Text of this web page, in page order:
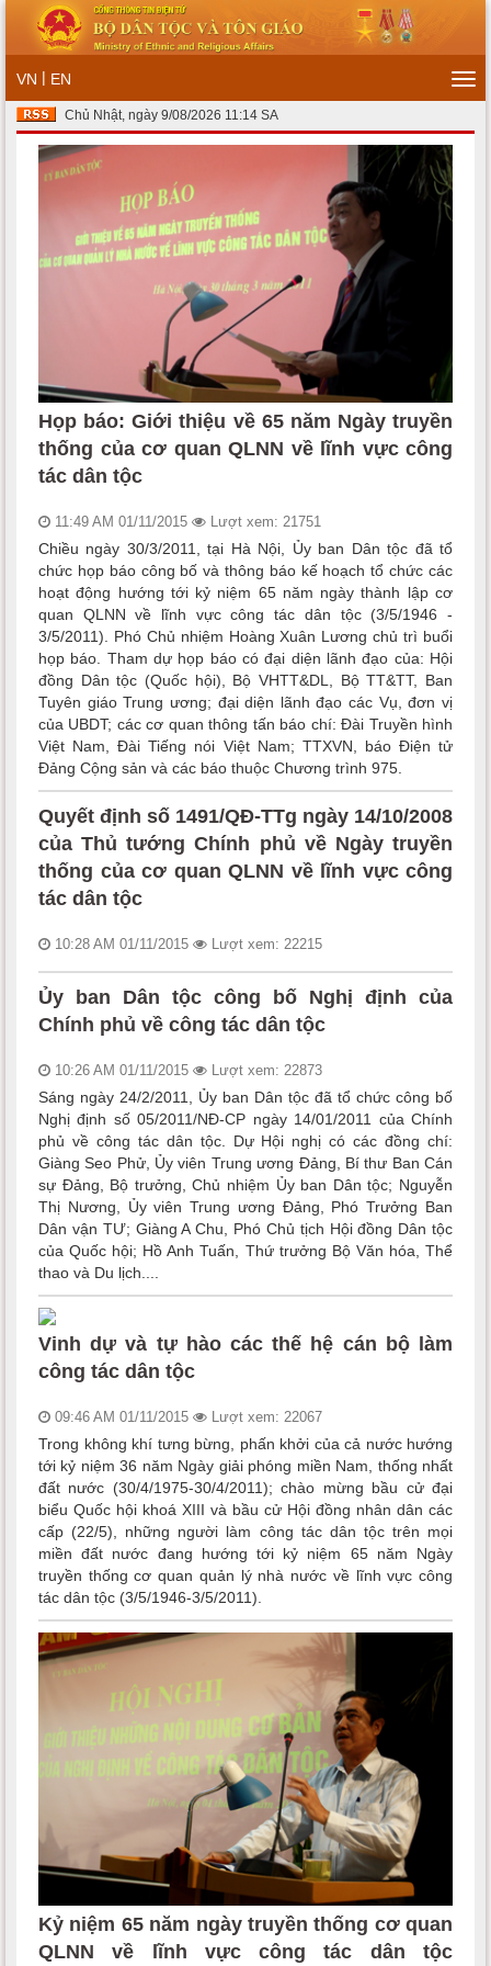
VN | EN
Chủ Nhật, ngày 9/08/2026 11:14 SA
Họp báo: Giới thiệu về 65 năm Ngày truyền
thống của cơ quan QLNN về lĩnh vực công
tác dân tộc
11:49 AM 01/11/2015 Lượt xem: 21751
Chiều ngày 30/3/2011, tại Hà Nội, Ủy ban Dân tộc đã tổ
chức họp báo công bố và thông báo kế hoạch tổ chức các
hoạt động hướng tới kỷ niệm 65 năm ngày thành lập cơ
quan QLNN về lĩnh vực công tác dân tộc (3/5/1946 -
3/5/2011). Phó Chủ nhiệm Hoàng Xuân Lương chủ trì buổi
họp báo. Tham dự họp báo có đại diện lãnh đạo của: Hội
đồng Dân tộc (Quốc hội), Bộ VHTT&DL, Bộ TT&TT, Ban
Tuyên giáo Trung ương; đại diện lãnh đạo các Vụ, đơn vị
của UBDT; các cơ quan thông tấn báo chí: Đài Truyền hình
Việt Nam, Đài Tiếng nói Việt Nam; TTXVN, báo Điện tử
Đảng Cộng sản và các báo thuộc Chương trình 975.
Quyết định số 1491/QĐ-TTg ngày 14/10/2008
của Thủ tướng Chính phủ về Ngày truyền
thống của cơ quan QLNN về lĩnh vực công
tác dân tộc
10:28 AM 01/11/2015 Lượt xem: 22215
Ủy ban Dân tộc công bố Nghị định của
Chính phủ về công tác dân tộc
10:26 AM 01/11/2015 Lượt xem: 22873
Sáng ngày 24/2/2011, Ủy ban Dân tộc đã tổ chức công bố
Nghị định số 05/2011/NĐ-CP ngày 14/01/2011 của Chính
phủ về công tác dân tộc. Dự Hội nghị có các đồng chí:
Giàng Seo Phử, Ủy viên Trung ương Đảng, Bí thư Ban Cán
sự Đảng, Bộ trưởng, Chủ nhiệm Ủy ban Dân tộc; Nguyễn
Thị Nương, Ủy viên Trung ương Đảng, Phó Trưởng Ban
Dân vận TƯ; Giàng A Chu, Phó Chủ tịch Hội đồng Dân tộc
của Quốc hội; Hồ Anh Tuấn, Thứ trưởng Bộ Văn hóa, Thể
thao và Du lịch....
Vinh dự và tự hào các thế hệ cán bộ làm
công tác dân tộc
09:46 AM 01/11/2015 Lượt xem: 22067
Trong không khí tưng bừng, phấn khởi của cả nước hướng
tới kỷ niệm 36 năm Ngày giải phóng miền Nam, thống nhất
đất nước (30/4/1975-30/4/2011); chào mừng bầu cử đại
biểu Quốc hội khoá XIII và bầu cử Hội đồng nhân dân các
cấp (22/5), những người làm công tác dân tộc trên mọi
miền đất nước đang hướng tới kỷ niệm 65 năm Ngày
truyền thống cơ quan quản lý nhà nước về lĩnh vực công
tác dân tộc (3/5/1946-3/5/2011).
Kỷ niệm 65 năm ngày truyền thống cơ quan
QLNN về lĩnh vực công tác dân tộc